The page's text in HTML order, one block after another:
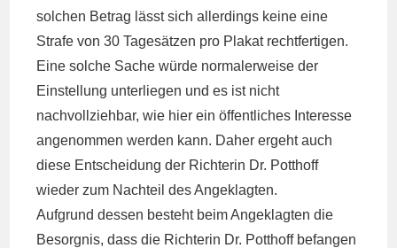
solchen Betrag lässt sich allerdings keine eine
Strafe von 30 Tagesätzen pro Plakat rechtfertigen.
Eine solche Sache würde normalerweise der
Einstellung unterliegen und es ist nicht
nachvollziehbar, wie hier ein öffentliches Interesse
angenommen werden kann. Daher ergeht auch
diese Entscheidung der Richterin Dr. Potthoff
wieder zum Nachteil des Angeklagten.
Aufgrund dessen besteht beim Angeklagten die
Besorgnis, dass die Richterin Dr. Potthoff befangen